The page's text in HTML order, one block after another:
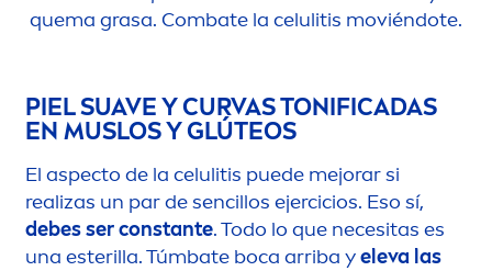
quema grasa. Combate la celulitis moviéndote.
PIEL SUAVE Y CURVAS TONIFICADAS
EN MUSLOS Y GLÚTEOS
El aspecto de la celulitis puede mejorar si
realizas un par de sencillos ejercicios. Eso sí,
debes ser constante. Todo lo que necesitas es
una esterilla. Túmbate boca arriba yeleva las